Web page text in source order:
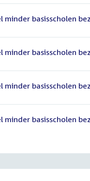
basisscholen
basisscholen
basisscholen
basisscholen